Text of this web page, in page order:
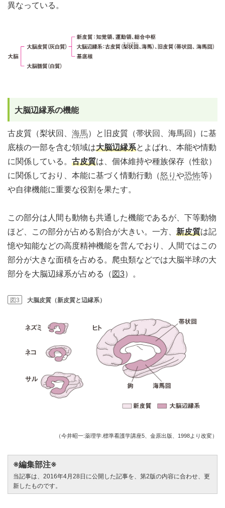
異なっている。
大脳辺縁系の機能
古皮質（梨状回、 海馬）と旧皮質（帯状回、海馬回）に基
底核の一部を含む領域は大脳辺縁系とよばれ、本能や情動
に関係している。 古皮質は、個体維持や種族保存（性欲）
に関係しており、本能に基づく情動行動（怒り や恐怖等）
や自律機能に重要な役割を果たす。
この部分は人間も動物も共通した機能であるが、下等動物
ほど、この部分が占める割合が大きい。一方、 新皮質は記
憶や知能などの高度精神機能を営んでおり、人間ではこの
部分が大きな面積を占める。爬虫類などでは大脳半球の大
部分を大脳辺縁系が占める（ 図3）。
図3 大脳皮質（新皮質と辺縁系）
（今井昭一:薬理学.標準看護学講座5、金原出版、1998より改変）
※編集部注※
当記事は、2016年4月28日に公開した記事を、第2版の内容に合わせ、更
新したものです。